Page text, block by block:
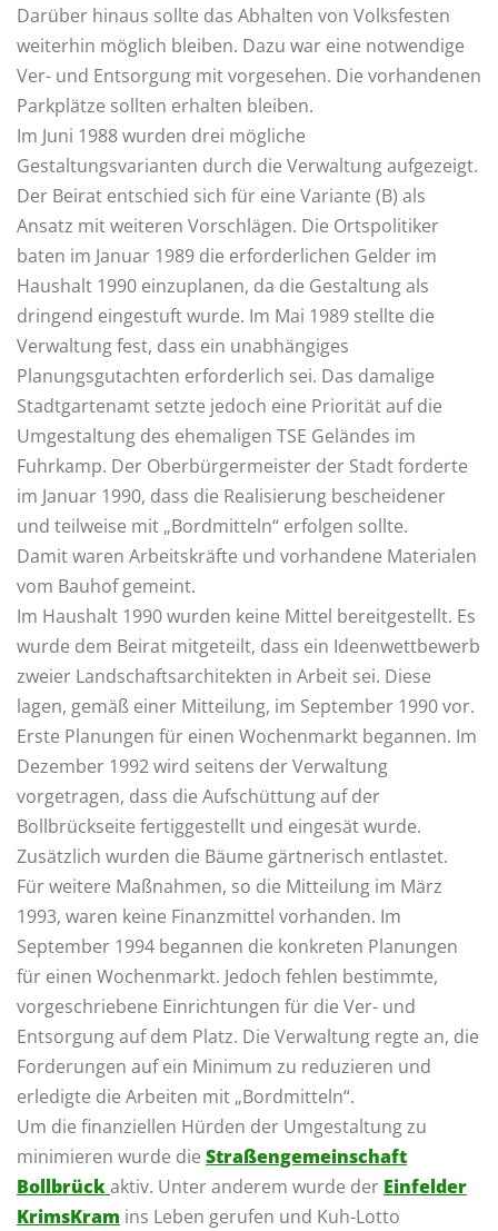
Darüber hinaus sollte das Abhalten von Volksfesten
weiterhin möglich bleiben. Dazu war eine notwendige
Ver- und Entsorgung mit vorgesehen. Die vorhandenen
Parkplätze sollten erhalten bleiben.
Im Juni 1988 wurden drei mögliche
Gestaltungsvarianten durch die Verwaltung aufgezeigt.
Der Beirat entschied sich für eine Variante (B) als
Ansatz mit weiteren Vorschlägen. Die Ortspolitiker
baten im Januar 1989 die erforderlichen Gelder im
Haushalt 1990 einzuplanen, da die Gestaltung als
dringend eingestuft wurde. Im Mai 1989 stellte die
Verwaltung fest, dass ein unabhängiges
Planungsgutachten erforderlich sei. Das damalige
Stadtgartenamt setzte jedoch eine Priorität auf die
Umgestaltung des ehemaligen TSE Geländes im
Fuhrkamp. Der Oberbürgermeister der Stadt forderte
im Januar 1990, dass die Realisierung bescheidener
und teilweise mit „Bordmitteln“ erfolgen sollte.
Damit waren Arbeitskräfte und vorhandene Materialen
vom Bauhof gemeint.
Im Haushalt 1990 wurden keine Mittel bereitgestellt. Es
wurde dem Beirat mitgeteilt, dass ein Ideenwettbewerb
zweier Landschaftsarchitekten in Arbeit sei. Diese
lagen, gemäß einer Mitteilung, im September 1990 vor.
Erste Planungen für einen Wochenmarkt begannen. Im
Dezember 1992 wird seitens der Verwaltung
vorgetragen, dass die Aufschüttung auf der
Bollbrückseite fertiggestellt und eingesät wurde.
Zusätzlich wurden die Bäume gärtnerisch entlastet.
Für weitere Maßnahmen, so die Mitteilung im März
1993, waren keine Finanzmittel vorhanden. Im
September 1994 begannen die konkreten Planungen
für einen Wochenmarkt. Jedoch fehlen bestimmte,
vorgeschriebene Einrichtungen für die Ver- und
Entsorgung auf dem Platz. Die Verwaltung regte an, die
Forderungen auf ein Minimum zu reduzieren und
erledigte die Arbeiten mit „Bordmitteln“.
Um die finanziellen Hürden der Umgestaltung zu
minimieren wurde die Straßengemeinschaft
Bollbrückaktiv. Unter anderem wurde der Einfelder
KrimsKram ins Leben gerufen und Kuh-Lotto